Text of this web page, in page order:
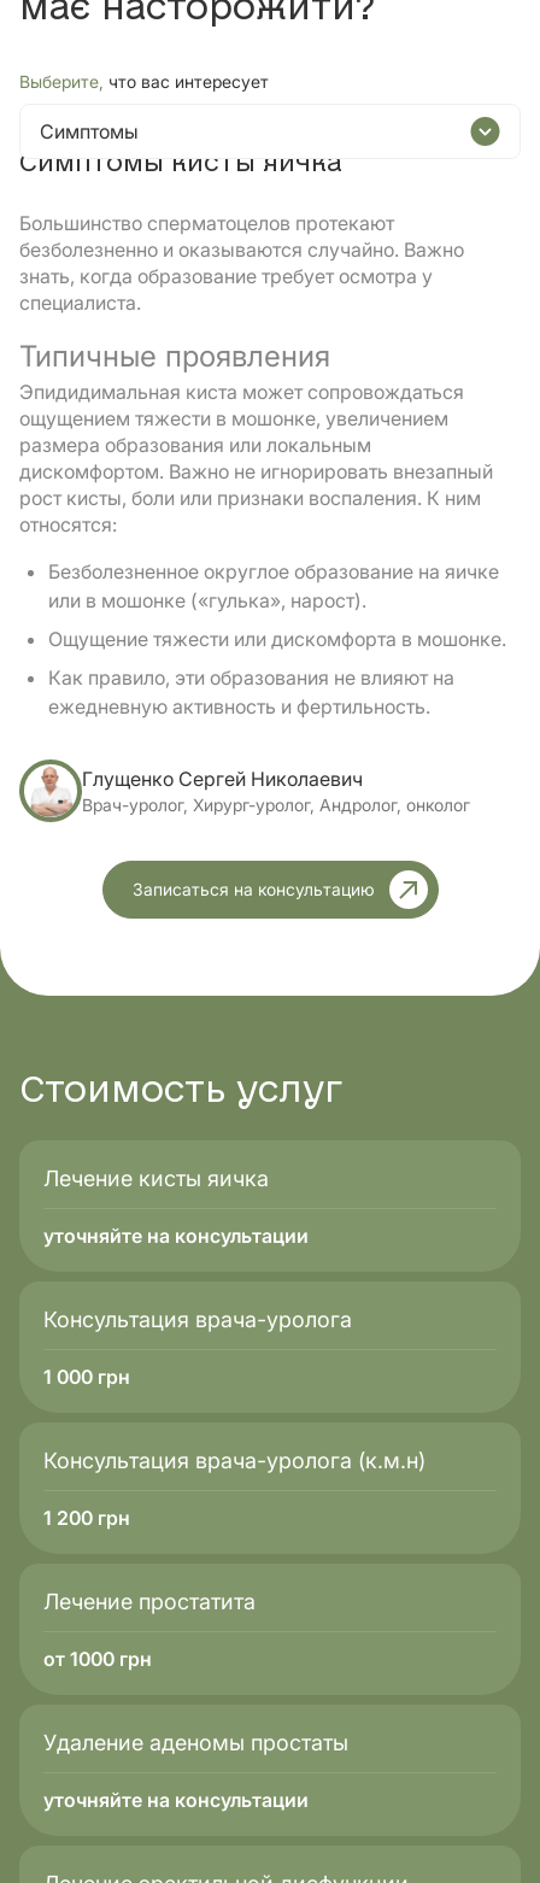
має насторожити?
Выберите, что вас интересует
Симптомы
Симптомы кисты яичка
Большинство сперматоцелов протекают
безболезненно и оказываются случайно. Важно
знать, когда образование требует осмотра у
специалиста.
Типичные проявления
Эпидидимальная киста может сопровождаться
ощущением тяжести в мошонке, увеличением
размера образования или локальным
дискомфортом. Важно не игнорировать внезапный
рост кисты, боли или признаки воспаления. К ним
относятся:
Безболезненное округлое образование на яичке
или в мошонке («гулька», нарост).
Ощущение тяжести или дискомфорта в мошонке.
Как правило, эти образования не влияют на
ежедневную активность и фертильность.
Регулярные осмотры и контроль размера
образования позволяют оценить потребность в
лечении кости яичка у мужчин и своевременно
Симптомы, требующие срочного
осложняться, и в таких случаях требуется
резкая боль в яичке или мошонке;
повышение температуры или лихорадка;
предотвратить серьезные осложнения и
определить оптимальный алгоритм лечения в
Глущенко Сергей Николаевич
Врач-уролог, Хирург-уролог, Андролог, онколог
Записаться на консультацию
Стоимость услуг
Лечение кисты яичка
уточняйте на консультации
Консультация врача-уролога
1 000 грн
Консультация врача-уролога (к.м.н)
1 200 грн
Лечение простатита
от 1000 грн
Удаление аденомы простаты
уточняйте на консультации